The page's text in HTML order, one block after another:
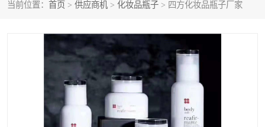
当前位置： 首页 > 供应商机 > 化妆品瓶子 > 四方化妆品瓶子厂家